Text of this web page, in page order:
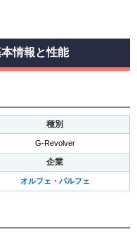
情報と性能
種別
G-Revolver
企業
オルフェ・パルフェ